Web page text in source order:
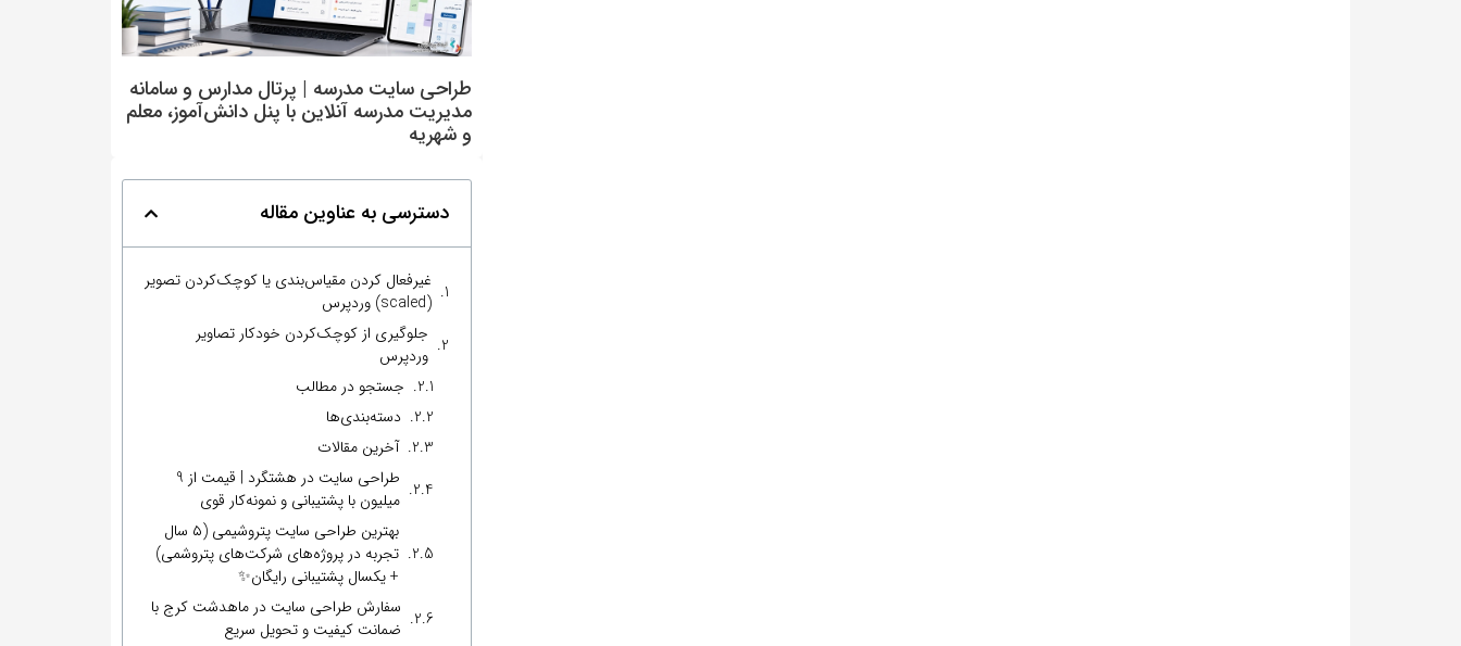
طراحی سایت مدرسه | پرتال مدارس و سامانه
مدیریت مدرسه آنلاین با پنل دانش‌آموز، معلم
و شهریه
دسترسی به عناوین مقاله
غیرفعال کردن مقیاس‌بندی یا کوچک‌کردن تصویر
(scaled) وردپرس
جلوگیری از کوچک‌کردن خودکار تصاویر
وردپرس
جستجو در مطالب
دسته‌بندی‌ها
آخرین مقالات
طراحی سایت در هشتگرد | قیمت از 9
میلیون با پشتیبانی و نمونه‌کار قوی
بهترین طراحی سایت پتروشیمی (۵ سال
تجربه در پروژه‌های شرکت‌های پتروشمی)
+ یکسال پشتیبانی رایگان✨
سفارش طراحی سایت در ماهدشت کرج با
ضمانت کیفیت و تحویل سریع